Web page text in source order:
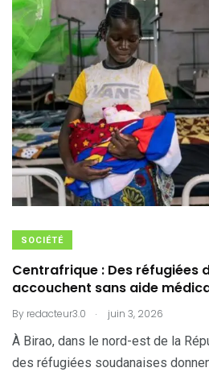
SOCIÉTÉ
Centrafrique : Des réfugiées
accouchent sans aide
By redacteur3.0 . juin 3, 2026
À Birao, dans le nord-est de la
des réfugiées soudanaises